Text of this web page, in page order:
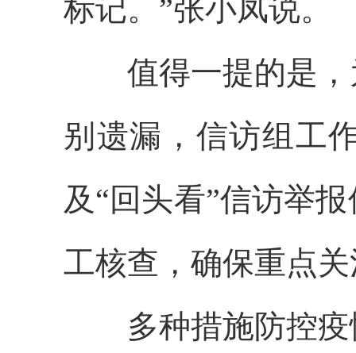
标记。”张小凤说。
值得一提的是
别遗漏，信访组工
及“回头看”信访举
工核查，确保重点
多种措施防控